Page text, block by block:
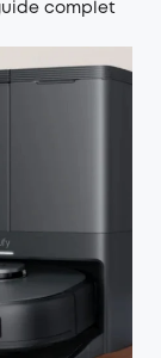
complet